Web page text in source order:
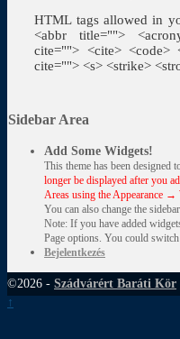
HTML tags allowed in
<abbr title="">
cite=""> <cite> <code>
cite=""> <s> <strike>
Sidebar Area
Add Some Widgets!
This theme has been designed
longer be displayed after you
Areas using the Appearance →
You can also change the
Note: If you have added
Page options. You could
Bejelentkezés
©2026 - Szádvárért Baráti Kör
↑